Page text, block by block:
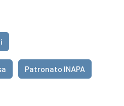
Patronato INAPA